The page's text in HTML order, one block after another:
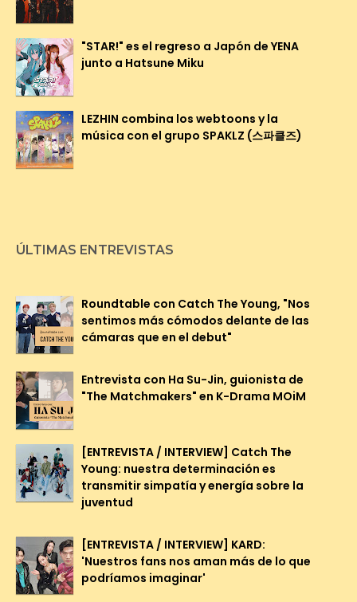
"STAR!" es el regreso a Japón de YENA
junto a Hatsune Miku
LEZHIN combina los webtoons y la
música con el grupo SPAKLZ (스파클즈)
ÚLTIMAS ENTREVISTAS
Roundtable con Catch The Young, "Nos
sentimos más cómodos delante de las
cámaras que en el debut"
Entrevista con Ha Su-Jin, guionista de
"The Matchmakers" en K-Drama MOiM
[ENTREVISTA / INTERVIEW] Catch The
Young: nuestra determinación es
transmitir simpatía y energía sobre la
juventud
[ENTREVISTA / INTERVIEW] KARD:
'Nuestros fans nos aman más de lo que
podríamos imaginar'